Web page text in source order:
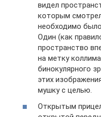
видел
которым
необходимо
Один (как
пространство
на метку
бинокулярного
этих
мушку с целью.
Открытым